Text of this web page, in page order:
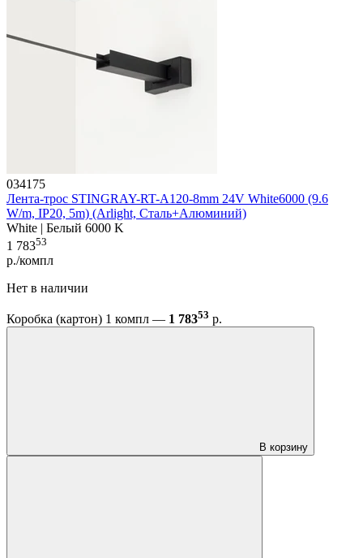
034175
Лента-трос STINGRAY-RT-A120-8mm 24V White6000 (9.6
W/m, IP20, 5m) (Arlight, Сталь+Алюминий)
White | Белый 6000 K
1 78353
р./компл
Нет в наличии
Коробка (картон) 1 компл — 1 78353 р.
В корзину